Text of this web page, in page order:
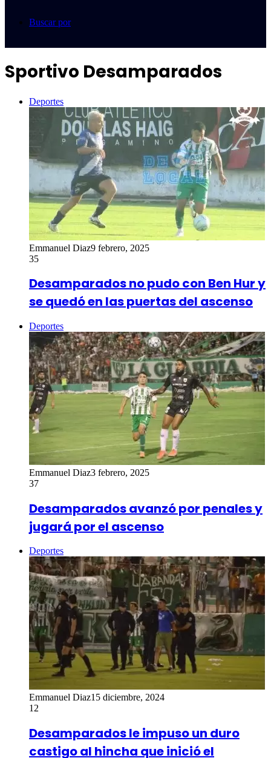
Buscar por
Sportivo Desamparados
Deportes
Emmanuel Diaz9 febrero, 2025
35
Desamparados no pudo con Ben Hur y
se quedó en las puertas del ascenso
Deportes
Emmanuel Diaz3 febrero, 2025
37
Desamparados avanzó por penales y
jugará por el ascenso
Deportes
Emmanuel Diaz15 diciembre, 2024
12
Desamparados le impuso un duro
castigo al hincha que inició el